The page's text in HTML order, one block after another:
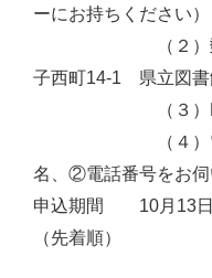
ーにお持ちください）
（２）郵送
子西町14-1 県立図
（３）FAX
（４）電話
名、②電話番号をお伺
申込期間 10月13日
（先着順）